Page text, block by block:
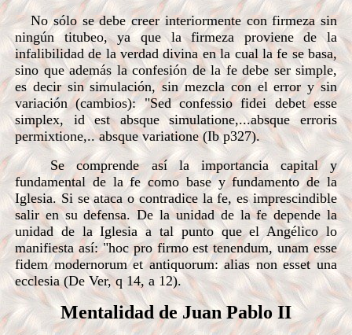
No sólo se debe creer interiormente con firmeza sin
ningún titubeo, ya que la firmeza proviene de la
infalibilidad de la verdad divina en la cual la fe se basa,
sino que además la confesión de la fe debe ser simple,
es decir sin simulación, sin mezcla con el error y sin
variación (cambios): "Sed confessio fidei debet esse
simplex, id est absque simulatione,...absque erroris
permixtione,.. absque variatione (Ib p327).
Se comprende así la importancia capital y
fundamental de la fe como base y fundamento de la
Iglesia. Si se ataca o contradice la fe, es imprescindible
salir en su defensa. De la unidad de la fe depende la
unidad de la Iglesia a tal punto que el Angélico lo
manifiesta así: "hoc pro firmo est tenendum, unam esse
fidem modernorum et antiquorum: alias non esset una
ecclesia (De Ver, q 14, a 12).
Mentalidad de Juan Pablo II